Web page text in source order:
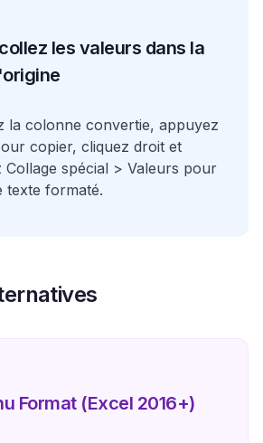
les valeurs dans la
la colonne convertie, appuyez
copier, cliquez droit et
Collage spécial > Valeurs pour
texte formaté.
Format (Excel 2016+)